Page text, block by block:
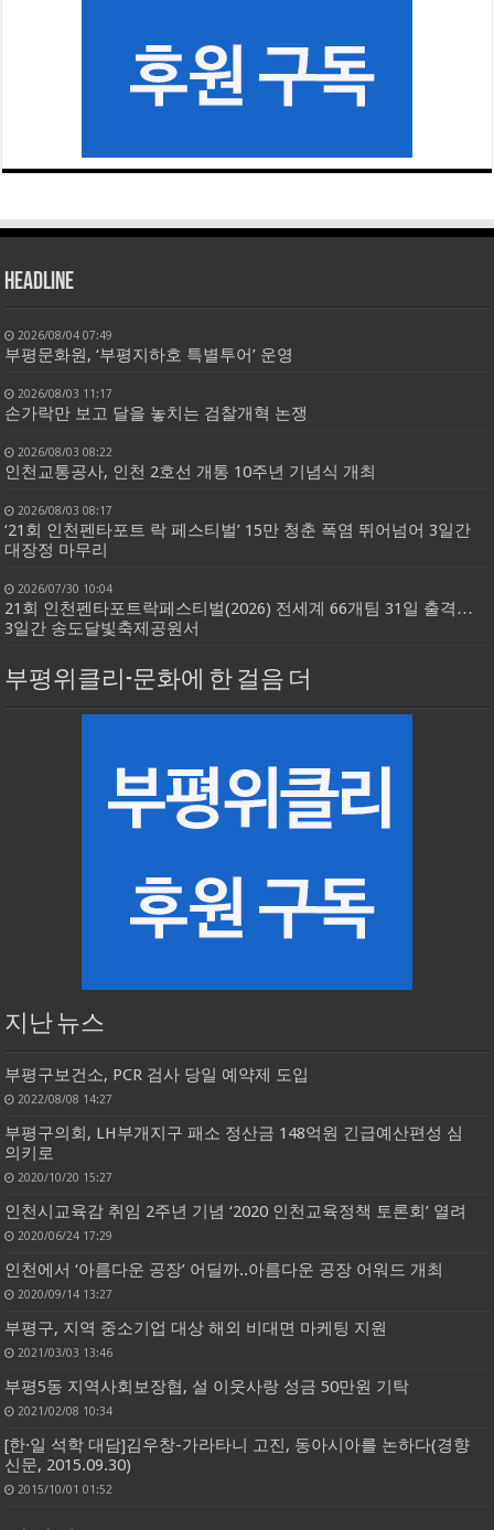
HEADLINE
2026/08/04 07:49
부평문화원, ‘부평지하호 특별투어’ 운영
2026/08/03 11:17
손가락만 보고 달을 놓치는 검찰개혁 논쟁
2026/08/03 08:22
인천교통공사, 인천 2호선 개통 10주년 기념식 개최
2026/08/03 08:17
‘21회 인천펜타포트 락 페스티벌’ 15만 청춘 폭염 뛰어넘어 3일간
대장정 마무리
2026/07/30 10:04
21회 인천펜타포트락페스티벌(2026) 전세계 66개팀 31일 출격…
3일간 송도달빛축제공원서
부평위클리-문화에 한 걸음 더
지난 뉴스
부평구보건소, PCR 검사 당일 예약제 도입
2022/08/08 14:27
부평구의회, LH부개지구 패소 정산금 148억원 긴급예산편성 심
의키로
2020/10/20 15:27
인천시교육감 취임 2주년 기념 ‘2020 인천교육정책 토론회’ 열려
2020/06/24 17:29
인천에서 ‘아름다운 공장’ 어딜까..아름다운 공장 어워드 개최
2020/09/14 13:27
부평구, 지역 중소기업 대상 해외 비대면 마케팅 지원
2021/03/03 13:46
부평5동 지역사회보장협, 설 이웃사랑 성금 50만원 기탁
2021/02/08 10:34
[한·일 석학 대담]김우창-가라타니 고진, 동아시아를 논하다(경향
신문, 2015.09.30)
2015/10/01 01:52